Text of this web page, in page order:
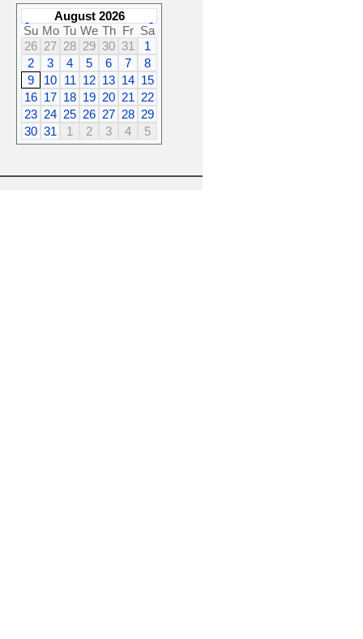
August 2026
Su Mo Tu We Th Fr Sa
26 27 28 29 30 31
1
2
3 4 5 6 7
8
9
10 11 12 13 14 15
16 17 18 19 20 21 22
23 24 25 26 27 28 29
30 31 1 2 3 4 5